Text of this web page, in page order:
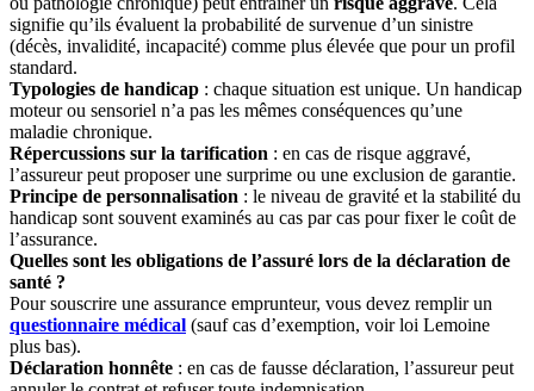
signifie qu’ils évaluent la probabilité de survenue d’un sinistre
(décès, invalidité, incapacité) comme plus élevée que pour un profil
standard.
Typologies de handicap : chaque situation est unique. Un handicap
moteur ou sensoriel n’a pas les mêmes conséquences qu’une
maladie chronique.
Répercussions sur la tarification : en cas de risque aggravé,
l’assureur peut proposer une surprime ou une exclusion de garantie.
Principe de personnalisation : le niveau de gravité et la stabilité du
handicap sont souvent examinés au cas par cas pour fixer le coût de
l’assurance.
Quelles sont les obligations de l’assuré lors de la déclaration de
santé ?
Pour souscrire une assurance emprunteur, vous devez remplir un
questionnaire médical (sauf cas d’exemption, voir loi Lemoine
plus bas).
Déclaration honnête : en cas de fausse déclaration, l’assureur peut